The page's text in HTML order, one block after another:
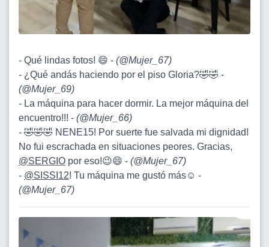
- Qué lindas fotos! 😄 - (@Mujer_67)
- ¿Qué andás haciendo por el piso Gloria?🤣🤣 -
(@Mujer_69)
- La máquina para hacer dormir. La mejor máquina del
encuentro!!! - (@Mujer_66)
- 🤣🤣🤣 NENE15! Por suerte fue salvada mi dignidad!
No fui escrachada en situaciones peores. Gracias,
@SERGIO por eso!😉😄 - (@Mujer_67)
- @SISSI12! Tu máquina me gustó más☺️ -
(@Mujer_67)